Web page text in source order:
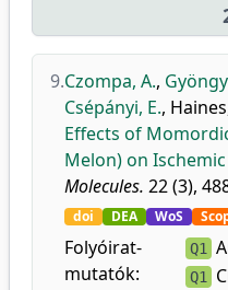
9.Czompa, A.,
Csépányi, E.,
Effects of
Melon) on
Molecules. 22 (3),
doi DEA WoS
Folyóirat-
mutatók:
Q1
Q1